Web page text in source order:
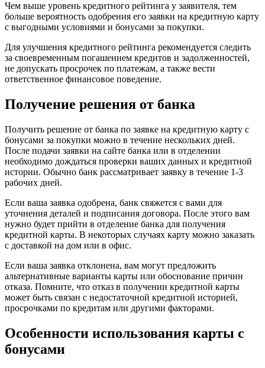
Чем выше уровень кредитного рейтинга у заявителя, тем
больше вероятность одобрения его заявки на кредитную карту
с выгодными условиями и бонусами за покупки.
Для улучшения кредитного рейтинга рекомендуется следить
за своевременным погашением кредитов и задолженностей,
не допускать просрочек по платежам, а также вести
ответственное финансовое поведение.
Получение решения от банка
Получить решение от банка по заявке на кредитную карту с
бонусами за покупки можно в течение нескольких дней.
После подачи заявки на сайте банка или в отделении
необходимо дождаться проверки ваших данных и кредитной
истории. Обычно банк рассматривает заявку в течение 1-3
рабочих дней.
Если ваша заявка одобрена, банк свяжется с вами для
уточнения деталей и подписания договора. После этого вам
нужно будет прийти в отделение банка для получения
кредитной карты. В некоторых случаях карту можно заказать
с доставкой на дом или в офис.
Если ваша заявка отклонена, вам могут предложить
альтернативные варианты карты или обоснование причин
отказа. Помните, что отказ в получении кредитной карты
может быть связан с недостаточной кредитной историей,
просрочками по кредитам или другими факторами.
Особенности использования карты с
бонусами